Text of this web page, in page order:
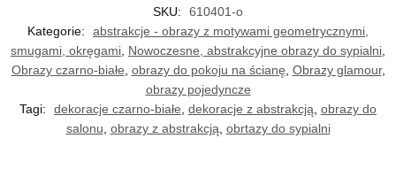
SKU:
610401-o
Kategorie:
abstrakcje - obrazy z motywami geometrycznymi,
smugami, okręgami Nowoczesne, abstrakcyjne obrazy do sypialni
Obrazy czarno-białe obrazy do pokoju na ścianę Obrazy glamour,
obrazy pojedyncze
Tagi:
dekoracje czarno-białe dekoracje z abstrakcją obrazy do
salonu obrazy z abstrakcją obrtazy do sypialni